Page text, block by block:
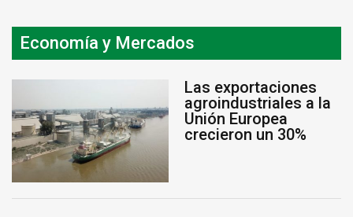
Economía y Mercados
Las exportaciones
agroindustriales a la
Unión Europea
crecieron un 30%